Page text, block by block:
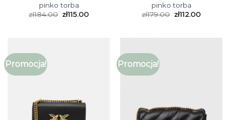
pinko torba
zł184.00 zł115.00
pinko torba
zł179.00 zł112.00
Promocja! Promocja!